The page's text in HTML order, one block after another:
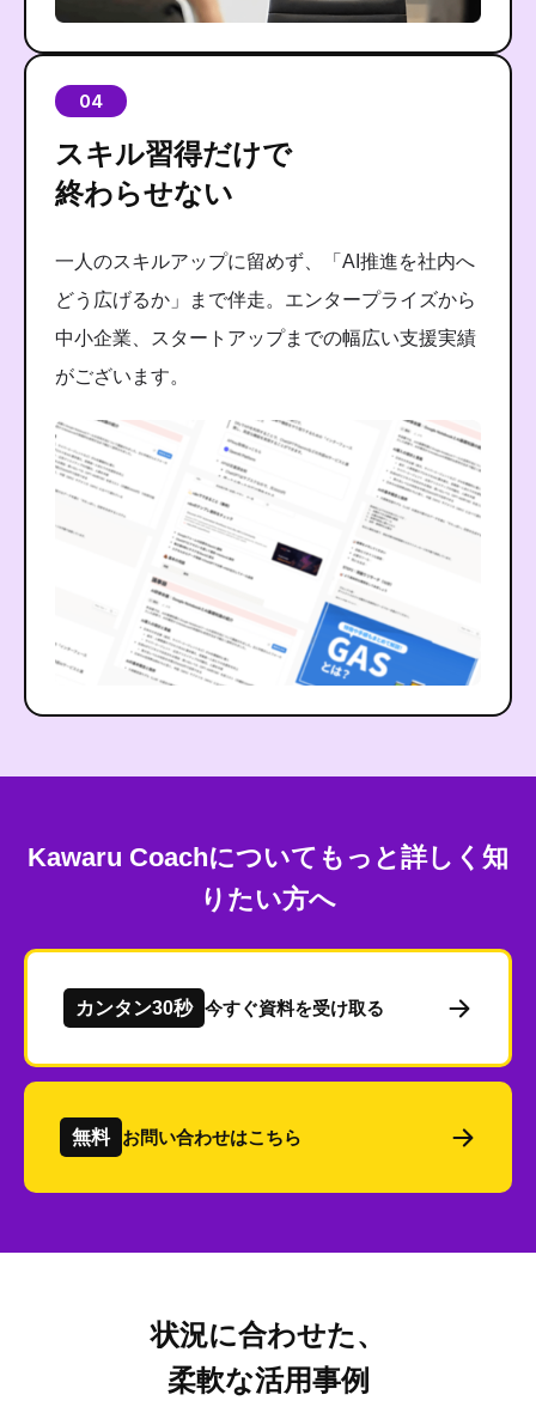
04
スキル習得だけで
終わらせない
一人のスキルアップに留めず、「AI推進を社内へ
どう広げるか」まで伴走。エンタープライズから
中小企業、スタートアップまでの幅広い支援実績
がございます。
Kawaru Coachについてもっと詳しく知
りたい方へ
カンタン30秒 今すぐ資料を受け取る
無料 お問い合わせはこちら
状況に合わせた、
柔軟な活用事例